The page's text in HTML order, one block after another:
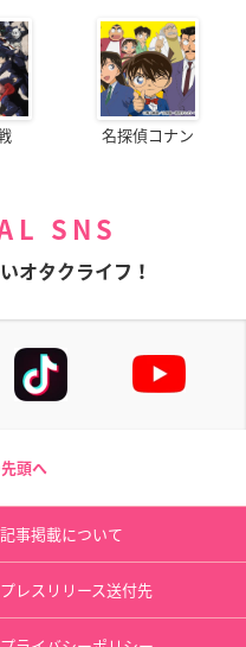
名探偵コナン
SNS
オタクライフ！
頭へ
記事掲載について
プレスリリース送付先